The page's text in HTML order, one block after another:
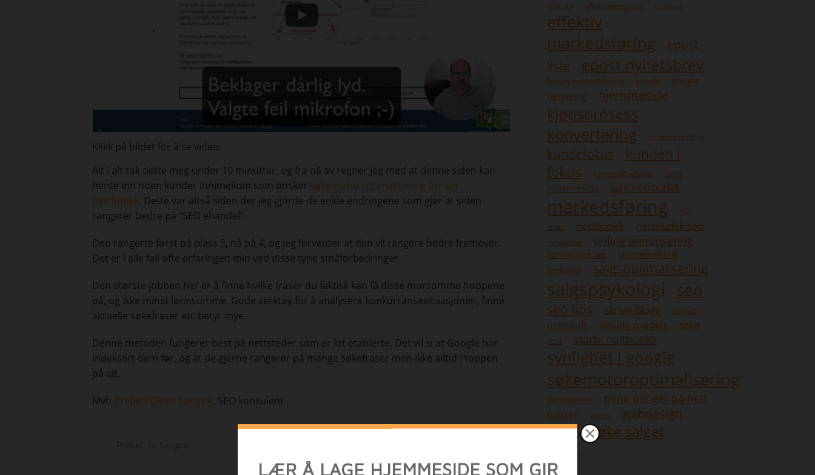
Klikk på bildet for å se video.
Alt i alt tok dette meg under 10 minutter, og fra nå av regner jeg med at denne siden kan
hente inn noen kunder innimellom som ønsker søkemotoroptimalisering for sin
nettbutikk. Dette var altså siden der jeg gjorde de enkle endringene som gjør at siden
rangerer bedre på “SEO ehandel”.
Den rangerte først på plass 3, nå på 4, og jeg forventer at den vil rangere bedre fremover.
Det er i alle fall ofte erfaringen min ved disse type småforbedringer.
Den største jobben her er å finne hvilke fraser du faktisk kan få disse morsomme hoppene
på, og ikke minst lønnsomme. Gode verktøy for å analysere konkurransesituasjonen, finne
aktuelle søkefraser etc betyr mye.
Denne metoden fungerer best på nettsteder som er litt etablerte. Det vil si at Google har
indeksert dem før, og at de gjerne rangerer på mange søkefraser men ikke alltid i toppen
på alt.
Mvh Preben Olsen Sangvik, SEO konsulent
affiliate affiliateprogram blogging
effektiv
markedsføring
epost
liste
epost nyhetsbrev
forum markedsføring google
google
rangering
hjemmeside
kjøpsprosess
konvertering
kundebehandling
kundefokus
kunden i
fokus
kundetilfredshet
lage
hjemmeside
lage nettbutikk
markedsføring
måle
effekt
nettbutikk nettbutikk seo
nyhetsbrev online annonsering
partnerprogram pressemelding
psykologi salgsoptimalisering
salgspsykologi seo
seo tips skrive blogg
skrive
overskrift
sosiale medier
splitt
test
starte nettbutikk
synlighet i google
søkemotoroptimalisering
tjene penger tjene penger på nett
twitter video webdesign
youtube øke salget